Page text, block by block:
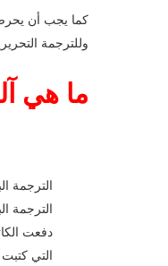
كما يجب أن
وللترجمة
ما هي
الترجمة
الترجمة
دفعت
التي